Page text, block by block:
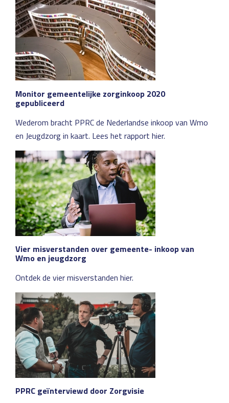
Monitor gemeentelijke zorginkoop 2020
gepubliceerd
Wederom bracht PPRC de Nederlandse inkoop van Wmo
en Jeugdzorg in kaart. Lees het rapport hier.
Vier misverstanden over gemeente- inkoop van
Wmo en jeugdzorg
Ontdek de vier misverstanden hier.
PPRC geïnterviewd door Zorgvisie